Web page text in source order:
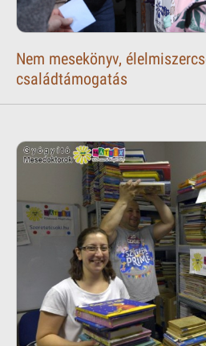
Nem mesekönyv,
családtámogatás